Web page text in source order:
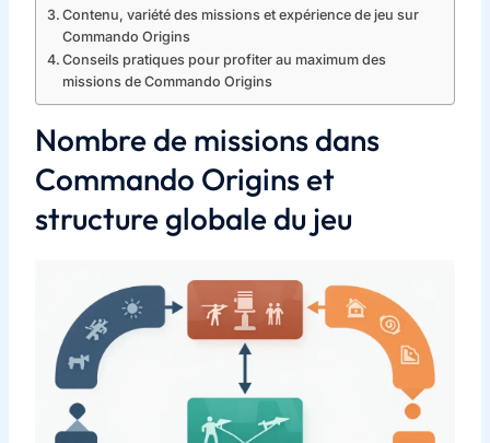
Contenu, variété des missions et expérience de jeu sur
Commando Origins
Conseils pratiques pour profiter au maximum des
missions de Commando Origins
Nombre de missions dans
Commando Origins et
structure globale du jeu